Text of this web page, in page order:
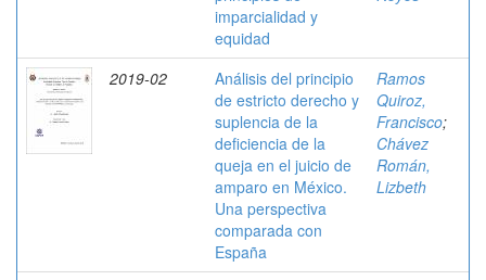
imparcialidad y
equidad
2019-02
Análisis del principio
de estricto derecho y
suplencia de la
deficiencia de la
queja en el juicio de
amparo en México.
Una perspectiva
comparada con
España
Ramos
Quiroz,
Francisco;
Chávez
Román,
Lizbeth